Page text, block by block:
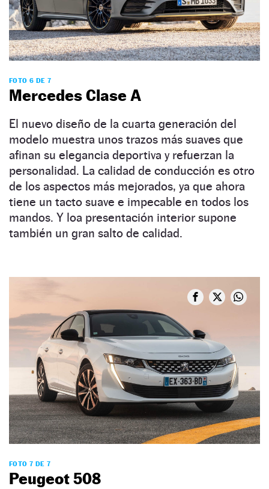
FOTO 6 DE 7
Mercedes Clase A
El nuevo diseño de la cuarta generación del
modelo muestra unos trazos más suaves que
afinan su elegancia deportiva y refuerzan la
personalidad. La calidad de conducción es otro
de los aspectos más mejorados, ya que ahora
tiene un tacto suave e impecable en todos los
mandos. Y loa presentación interior supone
también un gran salto de calidad.
FOTO 7 DE 7
Peugeot 508